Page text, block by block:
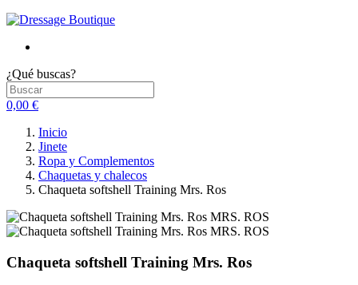
¿Qué buscas?
0,00 €
Inicio
Jinete
Ropa y Complementos
Chaquetas y chalecos
Chaqueta softshell Training Mrs. Ros
Chaqueta softshell Training Mrs. Ros